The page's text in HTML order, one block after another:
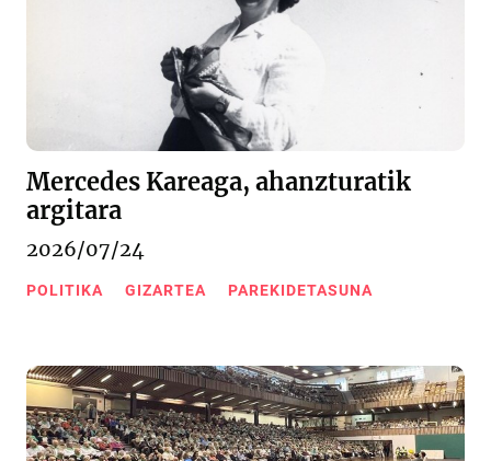
Mercedes Kareaga, ahanzturatik
argitara
2026/07/24
POLITIKA GIZARTEA PAREKIDETASUNA